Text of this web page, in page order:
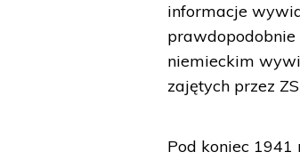
informacje
prawdopodobnie
niemieckim
zajętych przez
Pod koniec